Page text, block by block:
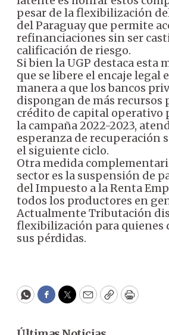
pesar de la flexibilización
del Paraguay que permite
refinanciaciones sin ser
calificación de riesgo.
Si bien la UGP destaca esta
que se libere el encaje legal
manera a que los bancos
dispongan de más recursos
crédito de capital operativo
la campaña 2022-2023,
esperanza de recuperación
el siguiente ciclo.
Otra medida
sector es la suspensión de
del Impuesto a la Renta
todos los productores en
Actualmente Tributación
flexibilización para quienes
sus pérdidas.
WhatsApp
Facebook
Twitter
EmailCopyPrint